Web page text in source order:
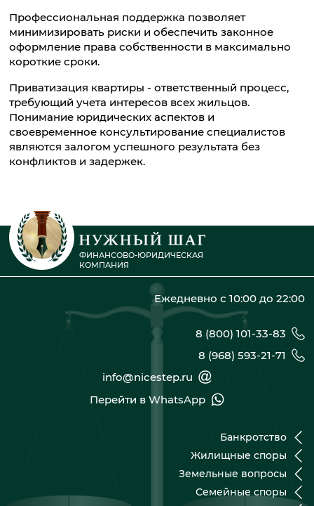
Профессиональная поддержка позволяет
минимизировать риски и обеспечить законное
оформление права собственности в максимально
короткие сроки.
Приватизация квартиры - ответственный процесс,
требующий учета интересов всех жильцов.
Понимание юридических аспектов и
своевременное консультирование специалистов
являются залогом успешного результата без
конфликтов и задержек.
ФИНАНСОВО-ЮРИДИЧЕСКАЯ
КОМПАНИЯ
Ежедневно с 10:00 до 22:00
8 (800) 101-33-83
8 (968) 593-21-71
info@nicestep.ru
Перейти в WhatsApp
Банкротство
Жилищные споры
Земельные вопросы
Семейные споры